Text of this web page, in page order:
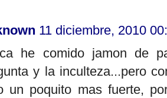
11 diciembre, 2010
he comido jamon de
y la inculteza...pero
un poquito mas fuerte,